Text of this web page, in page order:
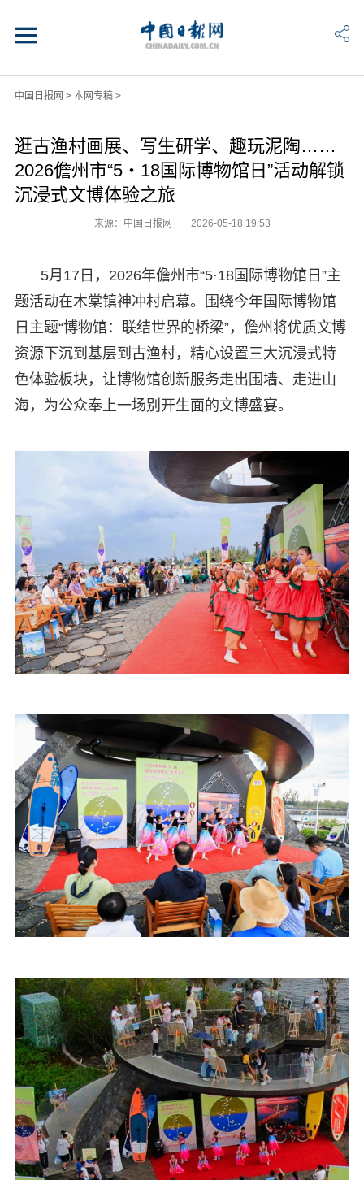
中国日报网 > 本网专稿>
逛古渔村画展、写生研学、趣玩泥陶……
2026儋州市“5・18国际博物馆日”活动解锁
沉浸式文博体验之旅
来源：中国日报网 2026-05-18 19:53
5月17日，2026年儋州市“5·18国际博物馆日”主
题活动在木棠镇神冲村启幕。围绕今年国际博物馆
日主题“博物馆：联结世界的桥梁”，儋州将优质文博
资源下沉到基层到古渔村，精心设置三大沉浸式特
色体验板块，让博物馆创新服务走出围墙、走进山
海，为公众奉上一场别开生面的文博盛宴。